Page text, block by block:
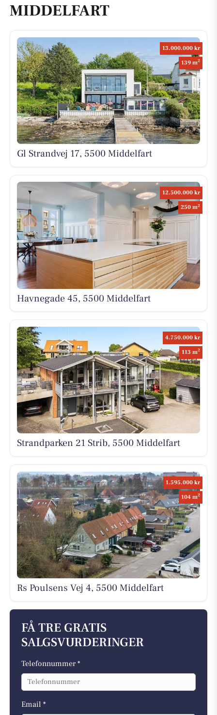
MIDDELFART
13.000.000 kr
139 m2
Gl Strandvej 17, 5500 Middelfart
12.500.000 kr
250 m2
Havnegade 45, 5500 Middelfart
4.750.000 kr
113 m2
Strandparken 21 Strib, 5500 Middelfart
1.595.000 kr
104 m2
Rs Poulsens Vej 4, 5500 Middelfart
FÅ TRE GRATIS
SALGSVURDERINGER
Telefonnummer *
Email *